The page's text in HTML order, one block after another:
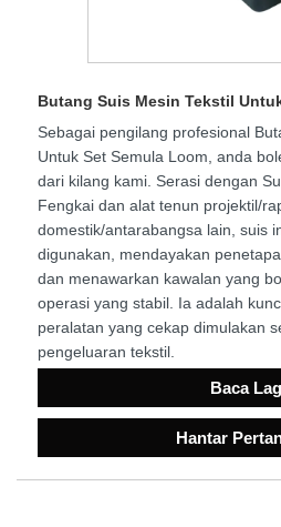
Butang Suis Mesin Tekstil
Sebagai pengilang profesional
Untuk Set Semula Loom, anda
dari kilang kami. Serasi dengan
Fengkai dan alat tenun projektil/
domestik/antarabangsa lain, suis
digunakan, mendayakan
dan menawarkan kawalan yang
operasi yang stabil. Ia adalah
peralatan yang cekap dimulakan
pengeluaran tekstil.
Baca
Hantar